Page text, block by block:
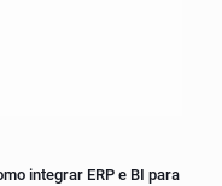
integrar ERP e BI para